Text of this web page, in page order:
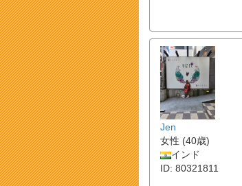
Jen
女性 (40歳)
インド
ID: 80321811